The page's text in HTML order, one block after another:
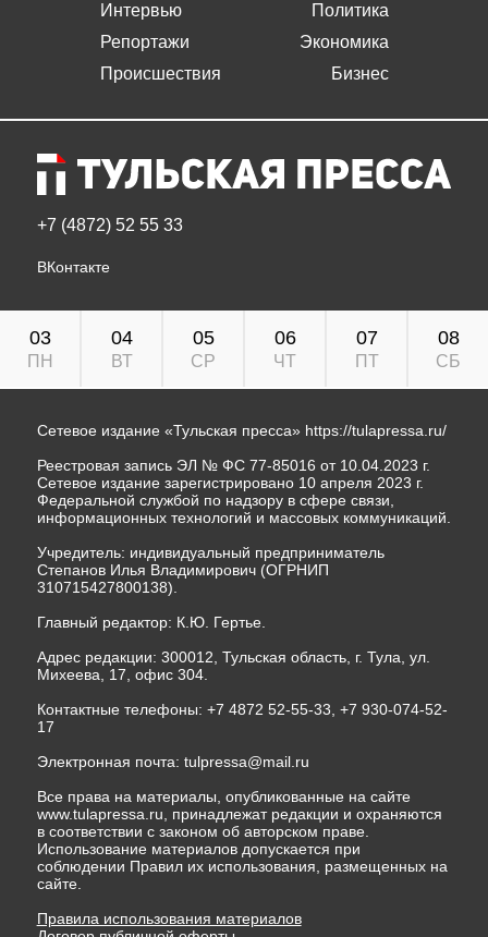
Интервью
Репортажи
Происшествия
Политика
Экономика
Бизнес
+7 (4872) 52 55 33
ВКонтакте
03
ПН
04
ВТ
05
СР
06
ЧТ
07
ПТ
08
СБ
Сетевое издание «Тульская пресса» https://tulapressa.ru/
Реестровая запись ЭЛ № ФС 77-85016 от 10.04.2023 г.
Сетевое издание зарегистрировано 10 апреля 2023 г.
Федеральной службой по надзору в сфере связи,
информационных технологий и массовых коммуникаций.
Учредитель: индивидуальный предприниматель
Степанов Илья Владимирович (ОГРНИП
310715427800138).
Главный редактор: К.Ю. Гертье.
Адрес редакции: 300012, Тульская область, г. Тула, ул.
Михеева, 17, офис 304.
Контактные телефоны: +7 4872 52-55-33, +7 930-074-52-
17
Электронная почта: tulpressa@mail.ru
Все права на материалы, опубликованные на сайте
www.tulapressa.ru, принадлежат редакции и охраняются
в соответствии с законом об авторском праве.
Использование материалов допускается при
соблюдении Правил их использования, размещенных на
сайте.
Правила использования материалов